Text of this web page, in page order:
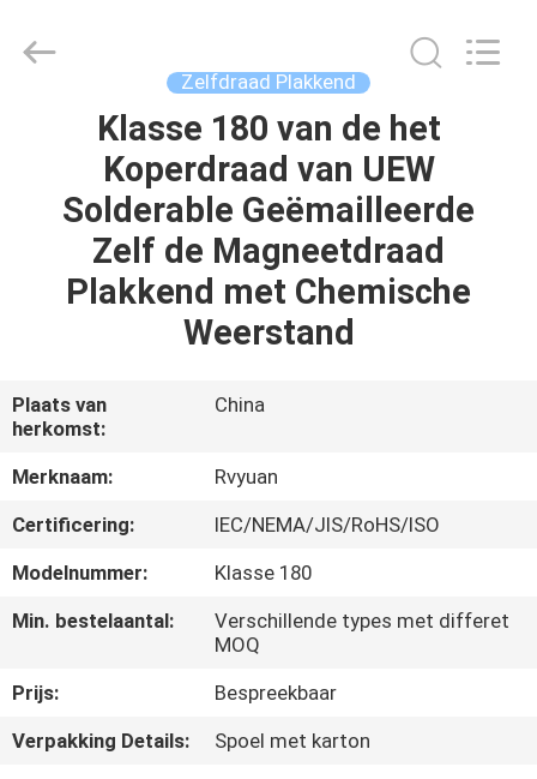
PRODUCTEN
VIDEOS
ONS
FABRIEKSREIS
CONTACTEER
NIEUWS
Material
Co,.Ltd.
Zelfdraad Plakkend
Klasse 180 van de het
Koperdraad van UEW
Solderable Geëmailleerde
Zelf de Magneetdraad
Plakkend met Chemische
Weerstand
Plaats van
herkomst:
China
Merknaam:
Rvyuan
Certificering:
IEC/NEMA/JIS/RoHS/ISO
Modelnummer:
Klasse 180
Min. bestelaantal:
Verschillende types met differet
MOQ
Prijs:
Bespreekbaar
Verpakking Details:
Spoel met karton